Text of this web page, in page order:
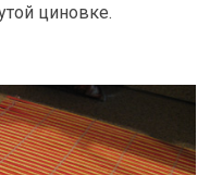
циновке.